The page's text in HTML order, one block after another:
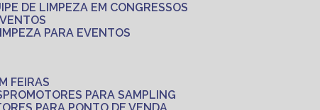
DE LIMPEZA EM CONGRESSOS
PARA EVENTOS
FEIRAS
PROMOTORES PARA SAMPLING